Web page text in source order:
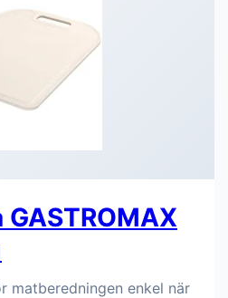
matberedningen enkel när